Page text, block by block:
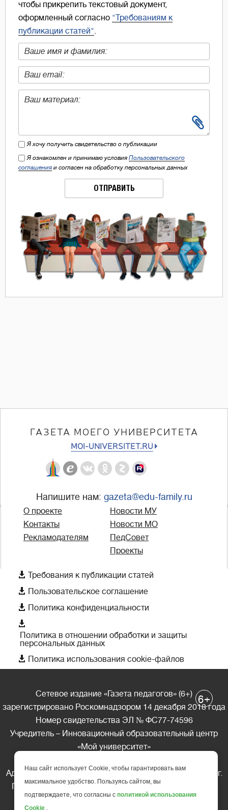
чтобы прикрепить текстовый документ,
оформленный согласно "Требованиям к
публикации статей".
Я хочу получить свидетельство о публикации
Я ознакомлен и принимаю условия Пользовательского
соглашения и согласен на обработку персональных данных
ОТПРАВИТЬ
ГАЗЕТА МОЕГО УНИВЕРСИТЕТА
MOI-UNIVERSITET.RU
Напишите нам: gazeta@edu-family.ru
О проекте
Контакты
Рекламодателям
Новости МУ
Новости МО
ПедСовет
Проекты
 Требования к публикации статей
 Пользовательское соглашение
 Политика конфиденциальности

Политика в отношении обработки и защиты
персональных данных
 Политика использования cookie-файлов
Сетевое издание «Газета педагогов» (6+)
зарегистрировано Роскомнадзором 14 декабря 2018 года
Номер свидетельства ЭЛ № ФС77-74596
Учредитель – Инновационный образовательный центр
«Мой университет»
Адрес редакции: 185035 Россия, Республика Карелия, г.
Петрозаводск, ул. Фридриха Энгельса д.10, офис 211
Телефон редакции: +7 (499) 685-10-45
6+
Наш сайт использует Cookie, чтобы гарантировать вам
максимальное удобство. Пользуясь сайтом, вы
подтверждаете, что согласны с политикой использования
Cookie .